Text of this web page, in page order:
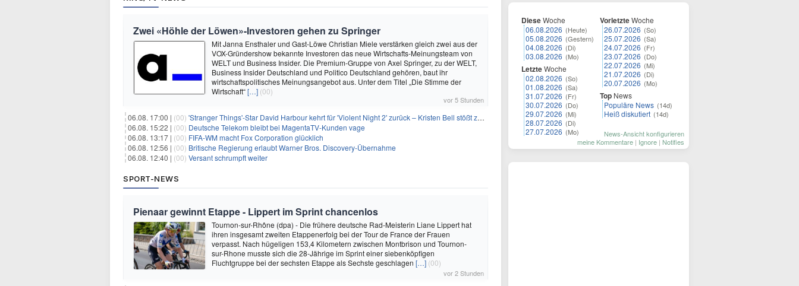
Zwei «Höhle der Löwen»-Investoren gehen zu Springer
Mit Janna Ensthaler und Gast-Löwe Christian Miele verstärken gleich zwei aus der
VOX-Gründershow bekannte Investoren das neue Wirtschafts-Meinungsteam von
WELT und Business Insider. Die Premium-Gruppe von Axel Springer, zu der WELT,
Business Insider Deutschland und Politico Deutschland gehören, baut ihr
wirtschaftspolitisches Meinungsangebot aus. Unter dem Titel „Die Stimme der
Wirtschaft“[…] (00)
vor 5 Stunden
06.08. 17:00 | (00) 'Stranger Things'-Star David Harbour kehrt für 'Violent Night 2' zurück – Kristen Bell stößt zur Besetzung
06.08. 15:22 | (00) Deutsche Telekom bleibt bei MagentaTV-Kunden vage
06.08. 13:17 | (00) FIFA-WM macht Fox Corporation glücklich
06.08. 12:56 | (00) Britische Regierung erlaubt Warner Bros. Discovery-Übernahme
06.08. 12:40 | (00) Versant schrumpft weiter
SPORT-NEWS
Pienaar gewinnt Etappe - Lippert im Sprint chancenlos
Tournon-sur-Rhône (dpa) - Die frühere deutsche Rad-Meisterin Liane Lippert hat
ihren insgesamt zweiten Etappenerfolg bei der Tour de France der Frauen
verpasst. Nach hügeligen 153,4 Kilometern zwischen Montbrison und Tournon-
sur-Rhone musste sich die 28-Jährige im Sprint einer siebenköpfigen
Fluchtgruppe bei der sechsten Etappe als Sechste geschlagen […] (00)
vor 2 Stunden
DieseWoche
06.08.2026 (Heute)
05.08.2026 (Gestern)
04.08.2026 (Di)
03.08.2026 (Mo)
LetzteWoche
02.08.2026 (So)
01.08.2026 (Sa)
31.07.2026 (Fr)
30.07.2026 (Do)
29.07.2026 (Mi)
28.07.2026 (Di)
27.07.2026 (Mo)
VorletzteWoche
26.07.2026 (So)
25.07.2026 (Sa)
24.07.2026 (Fr)
23.07.2026 (Do)
22.07.2026 (Mi)
21.07.2026 (Di)
20.07.2026 (Mo)
Top News
Populäre News (14d)
Heiß diskutiert (14d)
News-Ansicht konfigurieren
meine Kommentare | Ignore | Notifies